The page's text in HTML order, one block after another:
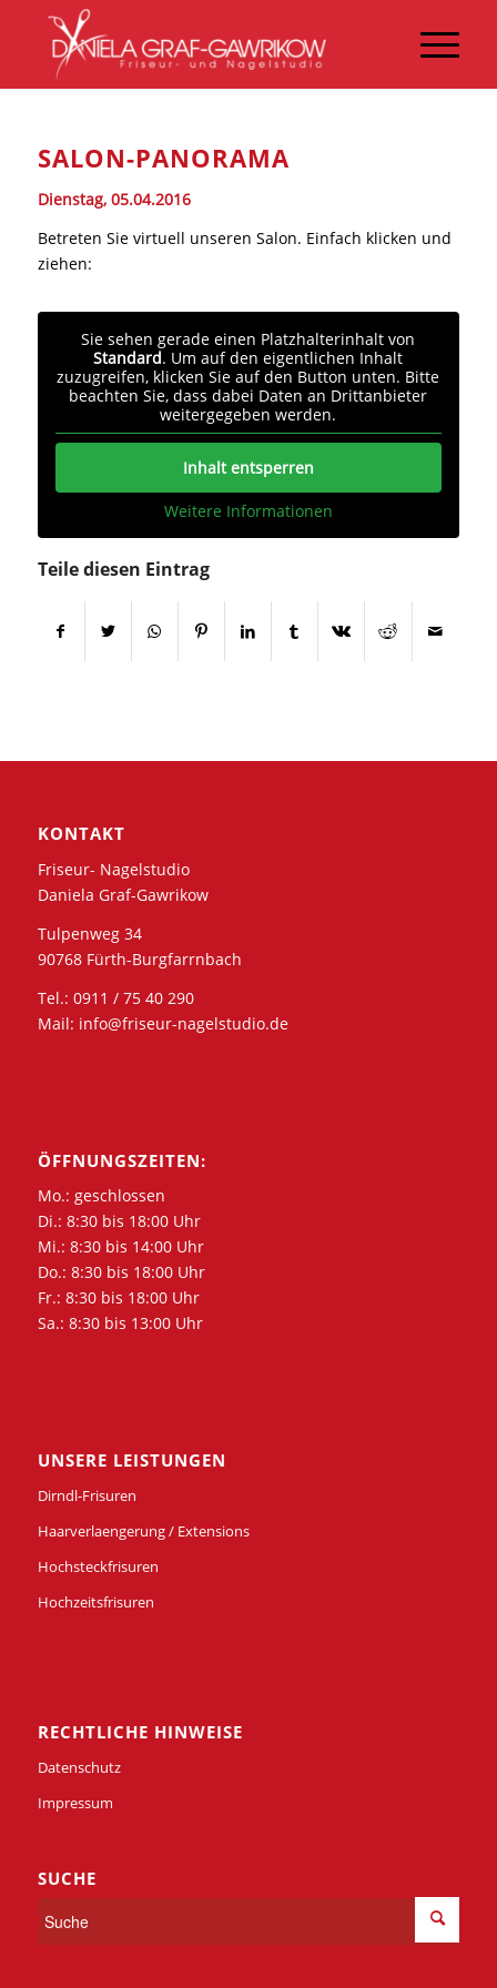
SALON-PANORAMA
Dienstag, 05.04.2016
Betreten Sie virtuell unseren Salon. Einfach klicken und
ziehen:
Sie sehen gerade einen Platzhalterinhalt von
Standard. Um auf den eigentlichen Inhalt
zuzugreifen, klicken Sie auf den Button unten. Bitte
beachten Sie, dass dabei Daten an Drittanbieter
weitergegeben werden.
Inhalt entsperren
Weitere Informationen
Teile diesen Eintrag
KONTAKT
Friseur- Nagelstudio
Daniela Graf-Gawrikow
Tulpenweg 34
90768 Fürth-Burgfarrnbach
Tel.: 0911 / 75 40 290
Mail: info@friseur-nagelstudio.de
ÖFFNUNGSZEITEN:
Mo.: geschlossen
Di.: 8:30 bis 18:00 Uhr
Mi.: 8:30 bis 14:00 Uhr
Do.: 8:30 bis 18:00 Uhr
Fr.: 8:30 bis 18:00 Uhr
Sa.: 8:30 bis 13:00 Uhr
UNSERE LEISTUNGEN
Dirndl-Frisuren
Haarverlaengerung / Extensions
Hochsteckfrisuren
Hochzeitsfrisuren
RECHTLICHE HINWEISE
Datenschutz
Impressum
SUCHE